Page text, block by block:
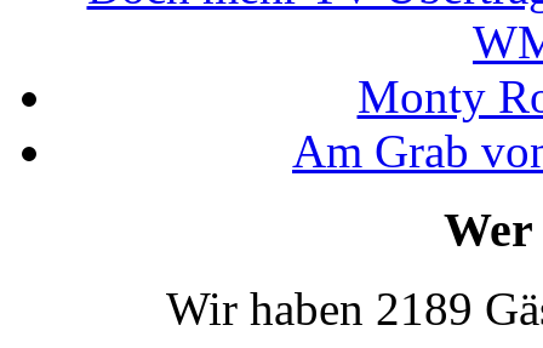
Monty
Am Grab
Wir haben 2189